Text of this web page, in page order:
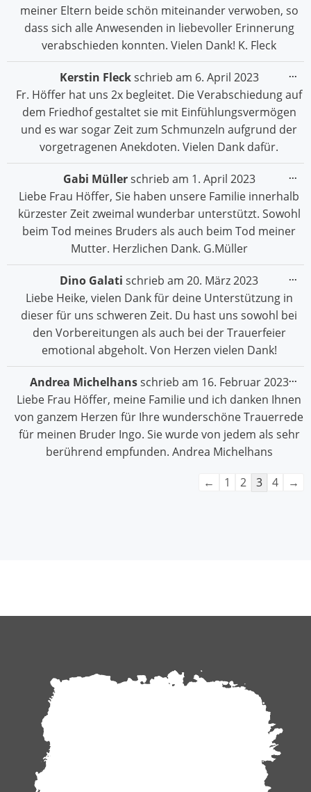
meiner Eltern beide schön miteinander verwoben, so
dass sich alle Anwesenden in liebevoller Erinnerung
verabschieden konnten. Vielen Dank! K. Fleck
Kerstin Fleckschrieb am 6. April 2023
Fr. Höffer hat uns 2x begleitet. Die Verabschiedung auf
dem Friedhof gestaltet sie mit Einfühlungsvermögen
und es war sogar Zeit zum Schmunzeln aufgrund der
vorgetragenen Anekdoten. Vielen Dank dafür.
...
Gabi Müllerschrieb am 1. April 2023
Liebe Frau Höffer, Sie haben unsere Familie innerhalb
kürzester Zeit zweimal wunderbar unterstützt. Sowohl
beim Tod meines Bruders als auch beim Tod meiner
Mutter. Herzlichen Dank. G.Müller
...
Dino Galati schrieb am 20. März 2023
Liebe Heike, vielen Dank für deine Unterstützung in
dieser für uns schweren Zeit. Du hast uns sowohl bei
den Vorbereitungen als auch bei der Trauerfeier
emotional abgeholt. Von Herzen vielen Dank!
...
Andrea Michelhansschrieb am 16. Februar 2023
Liebe Frau Höffer, meine Familie und ich danken Ihnen
von ganzem Herzen für Ihre wunderschöne Trauerrede
für meinen Bruder Ingo. Sie wurde von jedem als sehr
berührend empfunden. Andrea Michelhans
...
Navigation
← 1 2 3 4 →